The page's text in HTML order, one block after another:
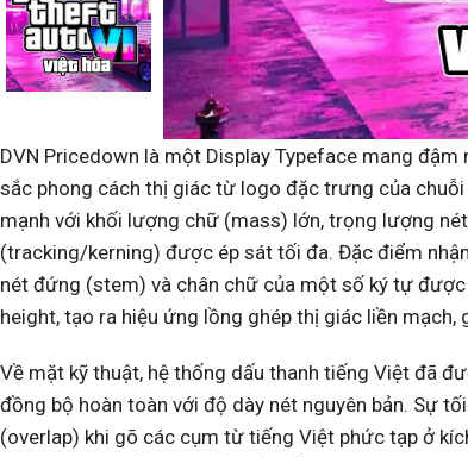
DVN Pricedown là một Display Typeface mang
sắc phong cách thị giác từ logo đặc trưng của
mạnh với khối lượng chữ (mass) lớn, trọng lượng
(tracking/kerning) được ép sát tối đa. Đặc điểm
nét đứng (stem) và chân chữ của một số ký tự
height, tạo ra hiệu ứng lồng ghép thị giác liền
Về mặt kỹ thuật, hệ thống dấu thanh tiếng Việt đã
đồng bộ hoàn toàn với độ dày nét nguyên bản. Sự
(overlap) khi gõ các cụm từ tiếng Việt phức tạp ở